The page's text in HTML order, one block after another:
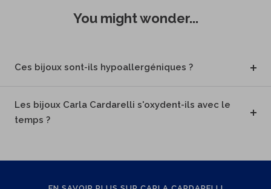
You might wonder...
Ces bijoux sont-ils hypoallergéniques ?
Les bijoux Carla Cardarelli s'oxydent-ils avec le
temps ?